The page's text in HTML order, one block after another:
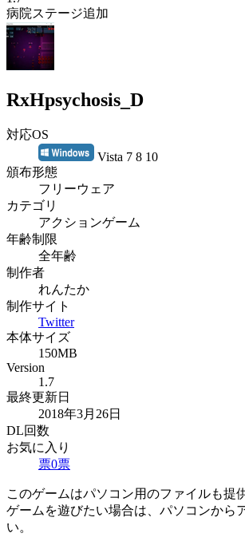
病院ステージ追加
RxHpsychosis_D
対応OS
Vista 7 8 10
頒布形態
フリーウェア
カテゴリ
アクションゲーム
年齢制限
全年齢
制作者
れんたか
制作サイト
Twitter
本体サイズ
150MB
Version
1.7
最終更新日
2018年3月26日
DL回数
お気に入り
票0票
このゲームはパソコン用のファイルも提
ゲームを遊びたい場合は、パソコンから
い。